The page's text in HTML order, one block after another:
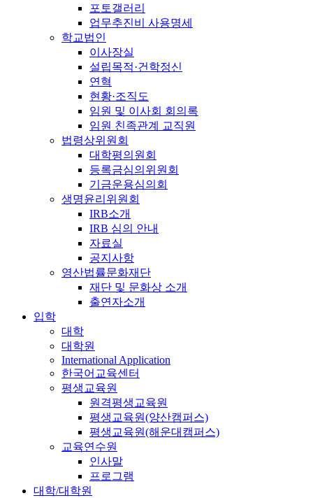
포토갤러리
업무추진비 사용명세
학교법인
이사장실
설립목적·건학정신
연혁
현황·조직도
임원 및 이사회 회의록
임원 친족관계 교직원
법령상위원회
대학평의원회
등록금심의위원회
기금운용심의회
생명윤리위원회
IRB소개
IRB 심의 안내
자료실
공지사항
영산법률문화재단
재단 및 문화상 소개
출연자소개
입학
대학
대학원
International Application
한국어교육센터
평생교육원
원격평생교육원
평생교육원(양산캠퍼스)
평생교육원(해운대캠퍼스)
교육연수원
인사말
프로그램
대학/대학원